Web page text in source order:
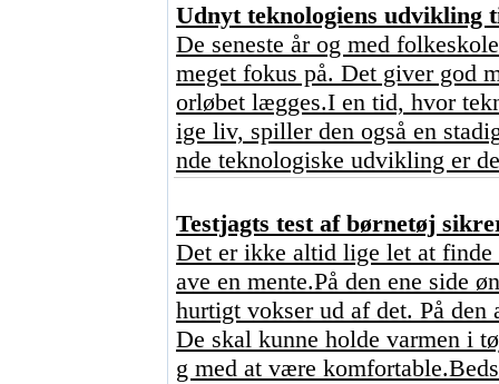
Udnyt teknologiens
De seneste år og med
meget fokus på. Det giver god
orløbet lægges.I en tid, hvor
ige liv, spiller den også en
nde teknologiske udvikling er
Testjagts test af børnetøj
Det er ikke altid lige let at
ave en mente.På den ene side
hurtigt vokser ud af det. På
De skal kunne holde varmen i
g med at være